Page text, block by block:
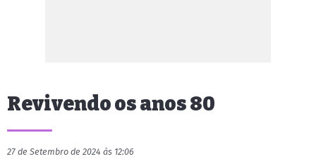
Revivendo os anos 80
27 de Setembro de 2024 às 12:06